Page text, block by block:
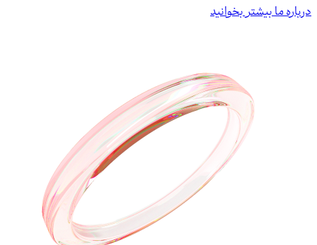
درباره ما بیشتر بخوانید